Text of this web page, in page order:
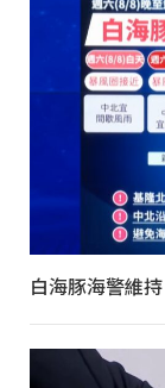
白海豚海警維